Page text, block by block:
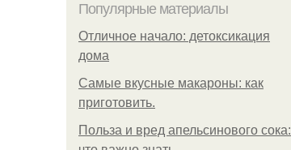
Популярные материалы
Отличное начало: детоксикация
дома
Самые вкусные макароны: как
приготовить.
Польза и вред апельсинового сока: